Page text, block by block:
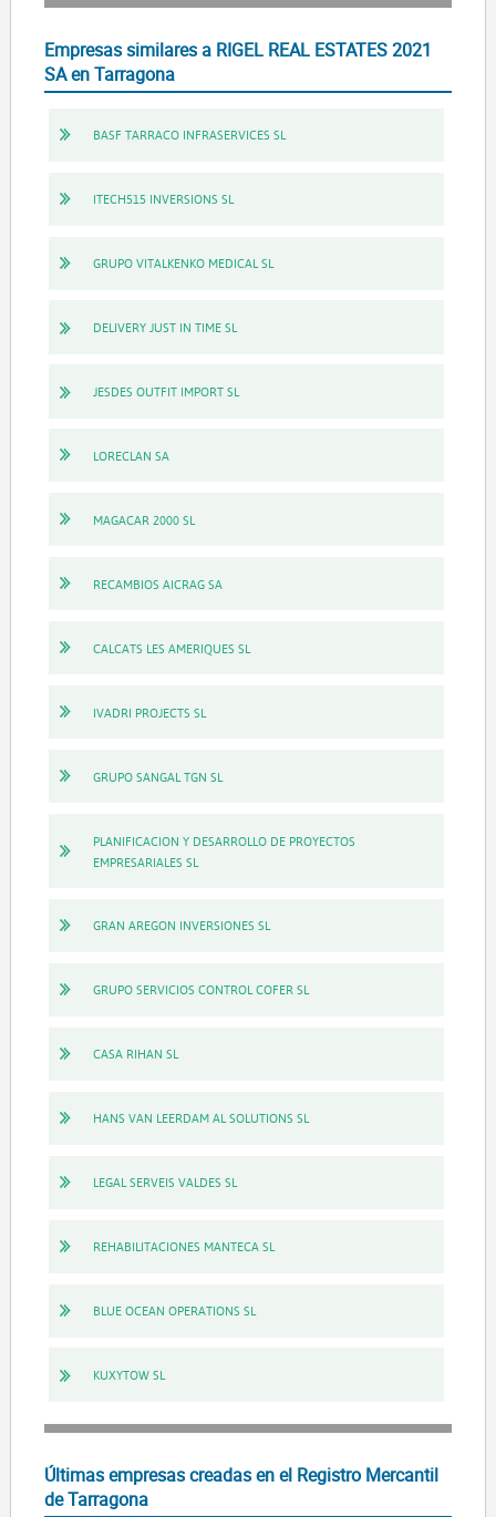
Empresas similares a RIGEL REAL ESTATES 2021
SA en Tarragona
BASF TARRACO INFRASERVICES SL
ITECH515 INVERSIONS SL
GRUPO VITALKENKO MEDICAL SL
DELIVERY JUST IN TIME SL
JESDES OUTFIT IMPORT SL
LORECLAN SA
MAGACAR 2000 SL
RECAMBIOS AICRAG SA
CALCATS LES AMERIQUES SL
IVADRI PROJECTS SL
GRUPO SANGAL TGN SL
PLANIFICACION Y DESARROLLO DE PROYECTOS
EMPRESARIALES SL
GRAN AREGON INVERSIONES SL
GRUPO SERVICIOS CONTROL COFER SL
CASA RIHAN SL
HANS VAN LEERDAM AL SOLUTIONS SL
LEGAL SERVEIS VALDES SL
REHABILITACIONES MANTECA SL
BLUE OCEAN OPERATIONS SL
KUXYTOW SL
Últimas empresas creadas en el Registro Mercantil
de Tarragona